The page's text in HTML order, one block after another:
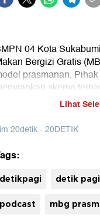
04 Kota
Bergizi Gratis
prasmanan.
skema
tetap tertib, higienis,
Simak laporan
Lihat
20detik - 20DETIK
detikpagi detik pagi
podcast mbg